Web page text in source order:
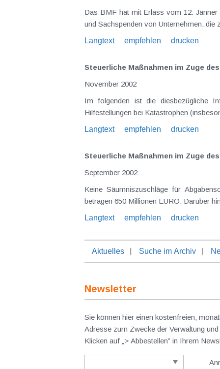
Das BMF hat mit Erlass vom 12. Jänner 2005 folgende Maßnahmen
und Sachspenden von Unternehmen, die
Langtext
empfehlen drucken
Steuerliche Maßnahmen im Zuge
November 2002
Im folgenden ist die diesbezügliche Information des BMF kurz
Hilfestellungen bei Katastrophen
Langtext
empfehlen drucken
Steuerliche Maßnahmen im Zuge
September 2002
Keine Säumniszuschläge für Abgabenschuldigkeiten bis zum 1.10.2002 Die
betragen 650 Millionen EURO. Darüber
Langtext
empfehlen drucken
Aktuelles Suche im Archiv
Newsletter
Sie können hier einen kostenfreien,
Adresse zum Zwecke der Verwaltung
Klicken auf „> Abbestellen” in Ihrem